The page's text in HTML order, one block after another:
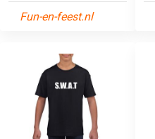
Fun-en-feest.nl